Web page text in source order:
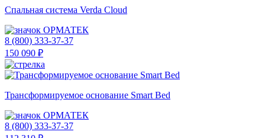
Спальная система Verda Cloud
ОРМАТЕК
8 (800) 333-37-37
150 090 ₽
Трансформируемое основание Smart Bed
ОРМАТЕК
8 (800) 333-37-37